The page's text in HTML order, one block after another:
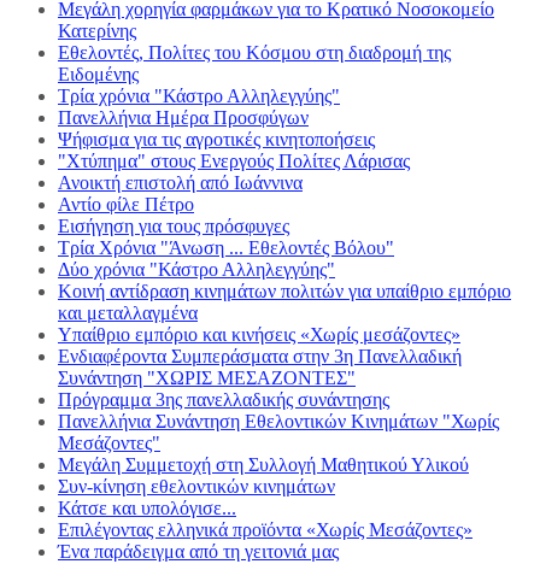
Μεγάλη χορηγία φαρμάκων για το Κρατικό Νοσοκομείο
Κατερίνης
Εθελοντές, Πολίτες του Κόσμου στη διαδρομή της
Ειδομένης
Τρία χρόνια "Κάστρο Αλληλεγγύης"
Πανελλήνια Ημέρα Προσφύγων
Ψήφισμα για τις αγροτικές κινητοποήσεις
"Χτύπημα" στους Ενεργούς Πολίτες Λάρισας
Ανοικτή επιστολή από Ιωάννινα
Αντίο φίλε Πέτρο
Εισήγηση για τους πρόσφυγες
Τρία Χρόνια "Άνωση ... Εθελοντές Βόλου"
Δύο χρόνια "Κάστρο Αλληλεγγύης"
Κοινή αντίδραση κινημάτων πολιτών για υπαίθριο εμπόριο
και μεταλλαγμένα
Υπαίθριο εμπόριο και κινήσεις «Χωρίς μεσάζοντες»
Ενδιαφέροντα Συμπεράσματα στην 3η Πανελλαδική
Συνάντηση "ΧΩΡΙΣ ΜΕΣΑΖΟΝΤΕΣ"
Πρόγραμμα 3ης πανελλαδικής συνάντησης
Πανελλήνια Συνάντηση Εθελοντικών Κινημάτων "Χωρίς
Μεσάζοντες"
Μεγάλη Συμμετοχή στη Συλλογή Μαθητικού Υλικού
Συν-κίνηση εθελοντικών κινημάτων
Κάτσε και υπολόγισε...
Επιλέγοντας ελληνικά προϊόντα «Χωρίς Μεσάζοντες»
Ένα παράδειγμα από τη γειτονιά μας